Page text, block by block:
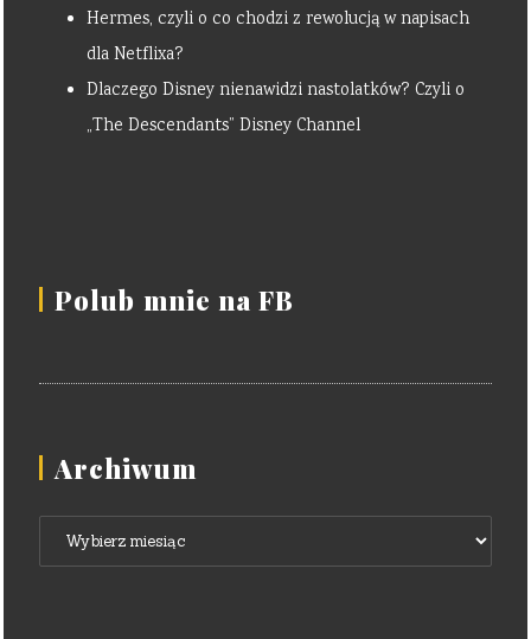
Hermes, czyli o co chodzi z rewolucją w napisach
dla Netflixa?
Dlaczego Disney nienawidzi nastolatków? Czyli o
„The Descendants” Disney Channel
Polub mnie na FB
Archiwum
Archiwum